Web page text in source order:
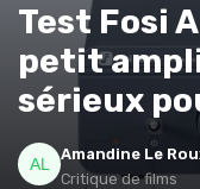
Test Fosi
petit
sérieux
Amandine Le
Critique de films